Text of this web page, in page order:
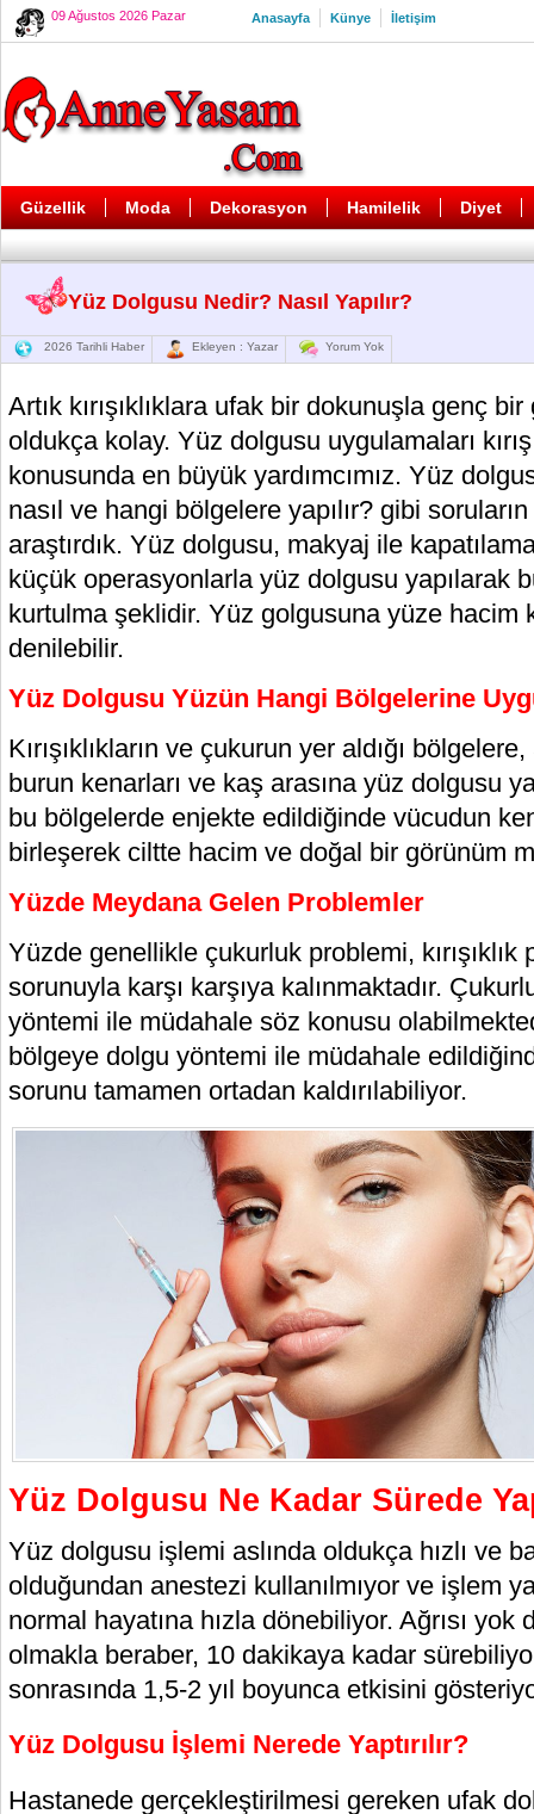
09 Ağustos 2026 Pazar Anasayfa Künye İletişim
Güzellik Moda Dekorasyon Hamilelik Diyet
Yüz Dolgusu Nedir? Nasıl Yapılır?
2026 Tarihli Haber Ekleyen : Yazar Yorum Yok
Artık kırışıklıklara ufak bir dokunuşla genç
oldukça kolay. Yüz dolgusu uygulamaları
konusunda en büyük yardımcımız. Yüz
nasıl ve hangi bölgelere yapılır? gibi
araştırdık. Yüz dolgusu, makyaj ile
küçük operasyonlarla yüz dolgusu yapılarak
kurtulma şeklidir. Yüz golgusuna yüze hacim
denilebilir.
Yüz Dolgusu Yüzün Hangi Bölgelerine
Kırışıklıkların ve çukurun yer aldığı
burun kenarları ve kaş arasına yüz dolgusu
bu bölgelerde enjekte edildiğinde vücudun
birleşerek ciltte hacim ve doğal bir görünüm
Yüzde Meydana Gelen Problemler
Yüzde genellikle çukurluk problemi,
sorunuyla karşı karşıya kalınmaktadır.
yöntemi ile müdahale söz konusu
bölgeye dolgu yöntemi ile müdahale
sorunu tamamen ortadan kaldırılabiliyor.
Yüz Dolgusu Ne Kadar Sürede
Yüz dolgusu işlemi aslında oldukça hızlı ve
olduğundan anestezi kullanılmıyor ve işlem
normal hayatına hızla dönebiliyor. Ağrısı yok
olmakla beraber, 10 dakikaya kadar
sonrasında 1,5-2 yıl boyunca etkisini
Yüz Dolgusu İşlemi Nerede Yaptırılır?
Hastanede gerçekleştirilmesi gereken ufak